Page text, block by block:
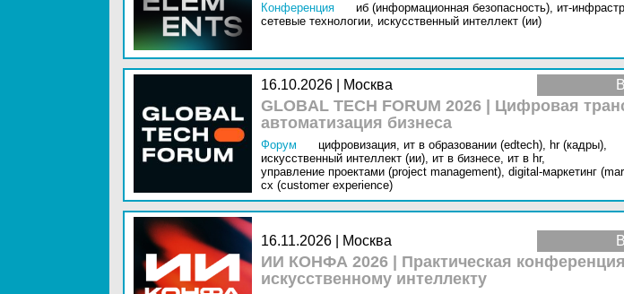
Конференция иб (информационная безопасность), ит-
сетевые технологии, искусственный интеллект (ии)
16.10.2026 | Москва
GLOBAL TECH FORUM 2026 | Цифровая
автоматизация бизнеса
Форум цифровизация, ит в образовании (edtech), hr (кадры),
искусственный интеллект (ии), ит в бизнесе, ит в hr,
управление проектами (project management), digital-маркетинг
cx (customer experience)
16.11.2026 | Москва
ИИ КОНФА 2026 | Практическая
искусственному интеллекту